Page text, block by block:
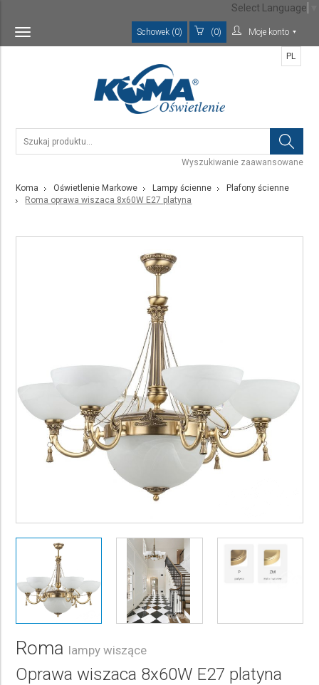
Toggle
navigation
Schowek (0) (0) Moje konto
Wyszukiwanie zaawansowane
PL
Koma Oświetlenie Markowe Lampy ścienne
Plafony ścienne
Roma oprawa wiszaca 8x60W E27 platyna
Roma lampy wiszące
Oprawa wiszaca 8x60W E27 platyna
Select Language